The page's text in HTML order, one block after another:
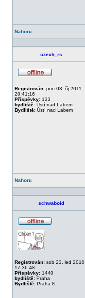
Nahoru
czech_rs
Registrován: pon 03. říj 2011
20:41:16
Příspěvky: 133
bydliště: Ústí nad Labem
Bydliště: Ústí nad Labem
Nahoru
schwaboid
Registrován: sob 23. led 2010
17:36:48
Příspěvky: 1440
bydliště: Praha
Bydliště: Praha 8